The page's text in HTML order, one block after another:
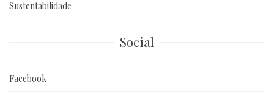
Sustentabilidade
Social
Facebook